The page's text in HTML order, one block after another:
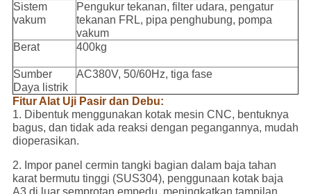
Sistem
vakum
Pengukur tekanan, filter udara, pengatur
tekanan FRL, pipa penghubung, pompa
vakum
Berat
400kg
Sumber
Daya listrik
AC380V, 50/60Hz, tiga fase
Fitur Alat Uji Pasir dan Debu:
1. Dibentuk menggunakan kotak mesin CNC, bentuknya
bagus, dan tidak ada reaksi dengan pegangannya, mudah
dioperasikan.
2. Impor panel cermin tangki bagian dalam baja tahan
karat bermutu tinggi (SUS304), penggunaan kotak baja